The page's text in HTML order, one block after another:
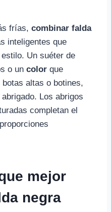
frías, combinar falda
inteligentes que
Un suéter de
o un color que
altas o botines,
Los abrigos
completan el
mejor
negra